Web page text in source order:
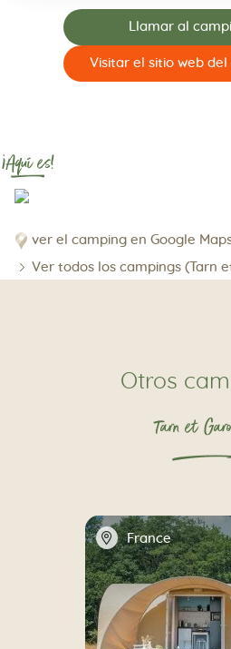
Llamar al
Visitar el sitio web
¡Aquí es!
ver el camping en Google
Ver todos los campings (Tarn
Otros
Tarn et
📍 France